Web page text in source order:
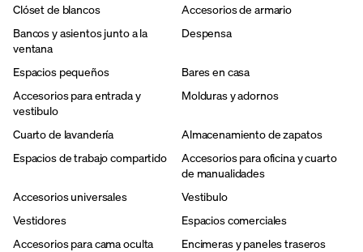
Clóset de blancos
Accesorios de armario
Bancos y asientos junto a la
ventana
Despensa
Espacios pequeños
Bares en casa
Accesorios para entrada y
vestibulo
Molduras y adornos
Cuarto de lavandería
Almacenamiento de zapatos
Espacios de trabajo compartido
Accesorios para oficina y cuarto
de manualidades
Accesorios universales
Vestibulo
Vestidores
Espacios comerciales
Accesorios para cama oculta
Encimeras y paneles traseros